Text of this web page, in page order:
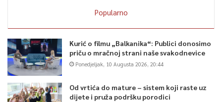
Popularno
Kurić o filmu „Balkanika“: Publici donosimo
priču o mračnoj strani naše svakodnevice
Ponedjeljak, 10 Augusta 2026, 20:44
Od vrtića do mature – sistem koji raste uz
dijete i pruža podršku porodici